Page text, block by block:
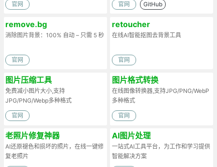
官网 官网 GitHub
remove.bg
消除图片背景：100% 自动 – 只需 5 秒
官网
retoucher
在线AI智能抠图去背景工具
官网
图片压缩工具
免费减小图片大小,支持
JPG/PNG/Webp多种格式
官网
图片格式转换
在线图像转换器,支持JPG/PNG/WebP
多种格式
官网
老照片修复神器
AI还原褪色和损坏的照片，在线一键修
复老照片
AI图片处理
一站式AI工具平台，为工作和学习提供
智能解决方案